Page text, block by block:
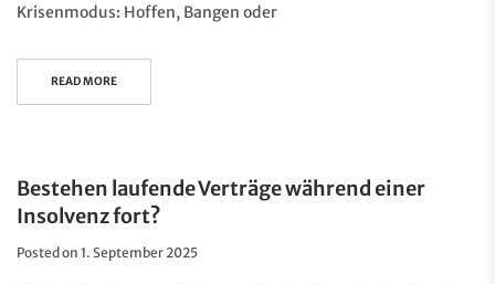
Krisenmodus: Hoffen, Bangen oder
READ MORE
Bestehen laufende Verträge während einer
Insolvenz fort?
Posted on 1. September 2025